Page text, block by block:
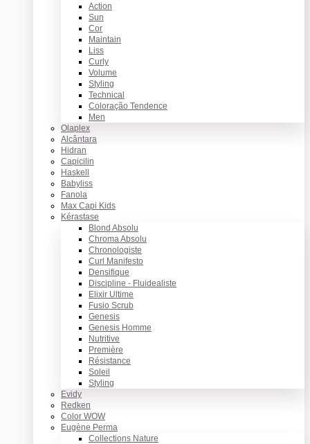
Action
Sun
Cor
Maintain
Liss
Curly
Volume
Styling
Technical
Coloração Tendence
Men
Olaplex
Alcântara
Hidran
Capicilin
Haskell
Babyliss
Fanola
Max Capi Kids
Kérastase
Blond Absolu
Chroma Absolu
Chronologiste
Curl Manifesto
Densifique
Discipline - Fluidealiste
Elixir Ultime
Fusio Scrub
Genesis
Genesis Homme
Nutritive
Première
Résistance
Soleil
Styling
Evidy
Redken
Color WOW
Eugène Perma
Collections Nature